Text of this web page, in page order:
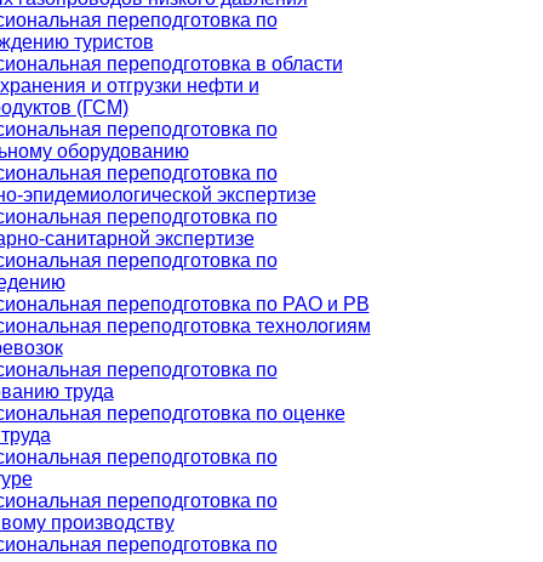
переподготовка по
туристов
переподготовка в области
и отгрузки нефти и
(ГСМ)
переподготовка по
оборудованию
переподготовка по
эпидемиологической экспертизе
переподготовка по
санитарной экспертизе
переподготовка по
переподготовка по РАО и РВ
переподготовка технологиям
переподготовка по
труда
переподготовка по оценке
переподготовка по
переподготовка по
производству
переподготовка по